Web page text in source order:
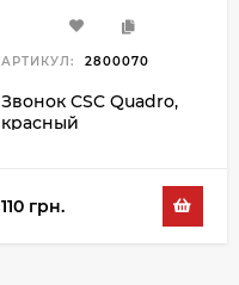
АРТИКУЛ: 2800070
Звонок CSC Quadro,
красный
110 грн.